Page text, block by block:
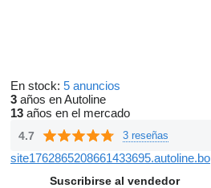
En stock: 5 anuncios
3 años en Autoline
13 años en el mercado
4.7 3 reseñas
site1762865208661433695.autoline.bo
Suscribirse al vendedor